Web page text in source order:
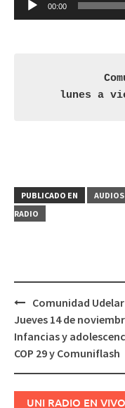
00:00
lunes a
PUBLICADO EN AUDIOS
RADIO
Navegación
de
entradas
Comunidad Udelar
Jueves 14 de
Infancias y
COP 29 y Comuniflash
UNI RADIO EN VIVO